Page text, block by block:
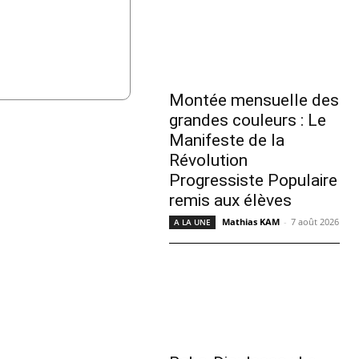
Montée mensuelle des
grandes couleurs : Le
Manifeste de la
Révolution
Progressiste Populaire
remis aux élèves
A LA UNE Mathias KAM - 7 août 2026